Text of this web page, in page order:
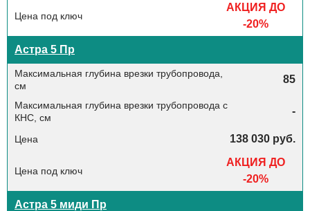
АКЦИЯ ДО
-20%
Астра 5 Пр
85
-
138 030 руб.
АКЦИЯ ДО
-20%
Астра 5 миди Пр